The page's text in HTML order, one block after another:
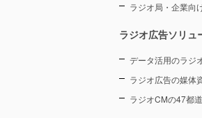
ラジオ局・企業向
ラジオ広告ソリュ
データ活用のラジ
ラジオ広告の媒体
ラジオCMの47都